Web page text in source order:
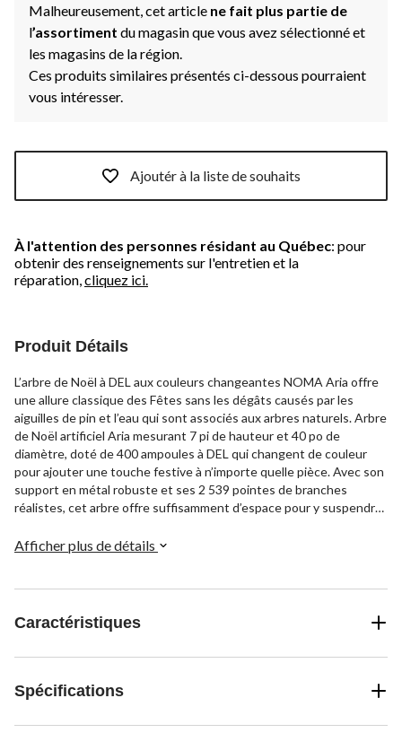
Malheureusement, cet article ne fait plus partie de
l’assortiment du magasin que vous avez sélectionné et
les magasins de la région.
Ces produits similaires présentés ci-dessous pourraient
vous intéresser.
Ajoutér à la liste de souhaits
À l'attention des personnes résidant au Québec: pour
obtenir des renseignements sur l'entretien et la
réparation, cliquez ici.
Produit Détails
L’arbre de Noël à DEL aux couleurs changeantes NOMA Aria offre
une allure classique des Fêtes sans les dégâts causés par les
aiguilles de pin et l’eau qui sont associés aux arbres naturels. Arbre
de Noël artificiel Aria mesurant 7 pi de hauteur et 40 po de
diamètre, doté de 400 ampoules à DEL qui changent de couleur
pour ajouter une touche festive à n’importe quelle pièce. Avec son
support en métal robuste et ses 2 539 pointes de branches
réalistes, cet arbre offre suffisamment d’espace pour y suspendre
Afficher plus de détails
Caractéristiques
Spécifications